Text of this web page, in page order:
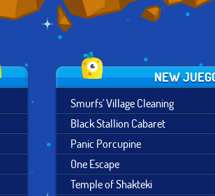
NEW
Smurfs' Village Cleaning
Black Stallion Cabaret
Panic Porcupine
One Escape
Temple of Shakteki